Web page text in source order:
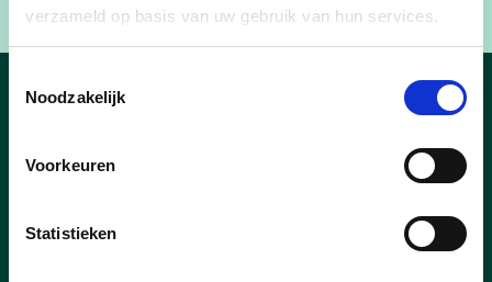
verzameld op basis van uw gebruik van hun services.
Noodzakelijk
Voorkeuren
Statistieken